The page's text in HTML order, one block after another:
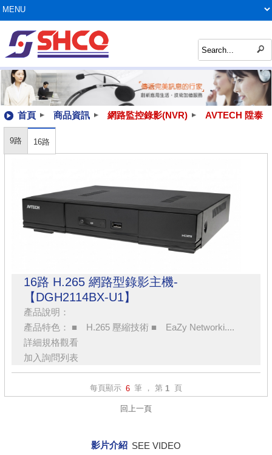
首頁 商品資訊 網路監控錄影(NVR) AVTECH 陞泰
9路 16路
16路 H.265 網路型錄影主機-
【DGH2114BX-U1】
產品說明：
產品特色： ■ H.265 壓縮技術 ■ EaZy Networki....
詳細規格觀看
加入詢問列表
每頁顯示 6 筆 ， 第 1 頁
回上一頁
影片介紹 SEE VIDEO